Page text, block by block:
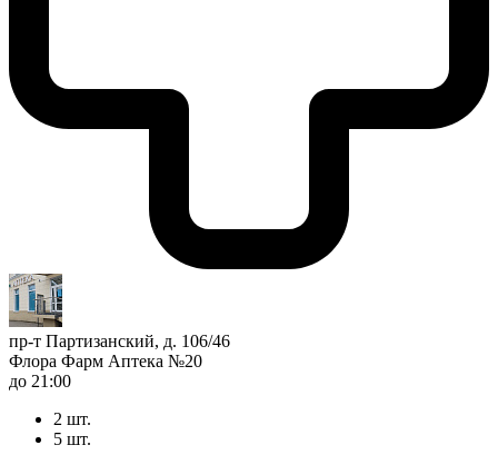
пр-т Партизанский, д. 106/46
Флора Фарм Аптека №20
до 21:00
2 шт.
5 шт.